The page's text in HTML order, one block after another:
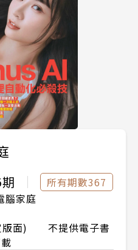
所有期數367
腦家庭
版面) 不提供電子書